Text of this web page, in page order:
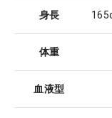
身長
体重
血液型